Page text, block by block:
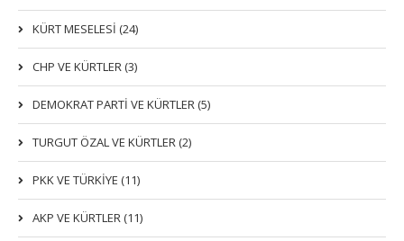
KÜRT MESELESİ (24)
CHP VE KÜRTLER (3)
DEMOKRAT PARTI VE KÜRTLER (5)
TURGUT ÖZAL VE KÜRTLER (2)
PKK VE TÜRKIYE (11)
AKP VE KÜRTLER (11)